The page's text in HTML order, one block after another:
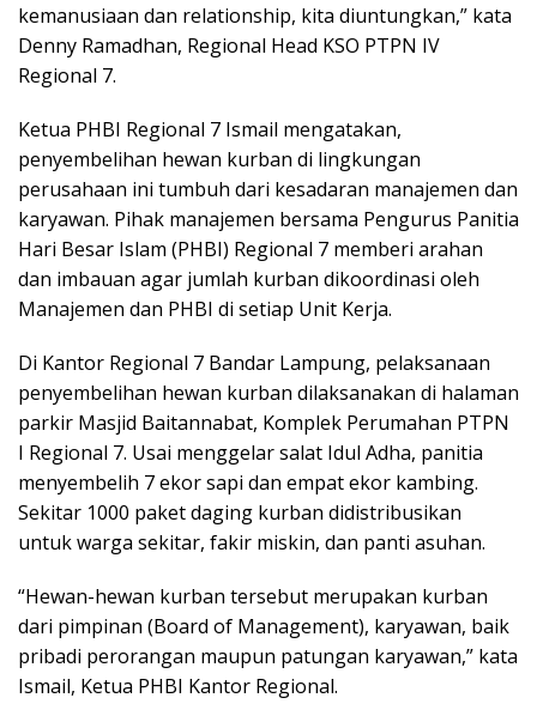
kemanusiaan dan relationship, kita diuntungkan,” kata
Denny Ramadhan, Regional Head KSO PTPN IV
Regional 7.
Ketua PHBI Regional 7 Ismail mengatakan,
penyembelihan hewan kurban di lingkungan
perusahaan ini tumbuh dari kesadaran manajemen dan
karyawan. Pihak manajemen bersama Pengurus Panitia
Hari Besar Islam (PHBI) Regional 7 memberi arahan
dan imbauan agar jumlah kurban dikoordinasi oleh
Manajemen dan PHBI di setiap Unit Kerja.
Di Kantor Regional 7 Bandar Lampung, pelaksanaan
penyembelihan hewan kurban dilaksanakan di halaman
parkir Masjid Baitannabat, Komplek Perumahan PTPN
I Regional 7. Usai menggelar salat Idul Adha, panitia
menyembelih 7 ekor sapi dan empat ekor kambing.
Sekitar 1000 paket daging kurban didistribusikan
untuk warga sekitar, fakir miskin, dan panti asuhan.
“Hewan-hewan kurban tersebut merupakan kurban
dari pimpinan (Board of Management), karyawan, baik
pribadi perorangan maupun patungan karyawan,” kata
Ismail, Ketua PHBI Kantor Regional.